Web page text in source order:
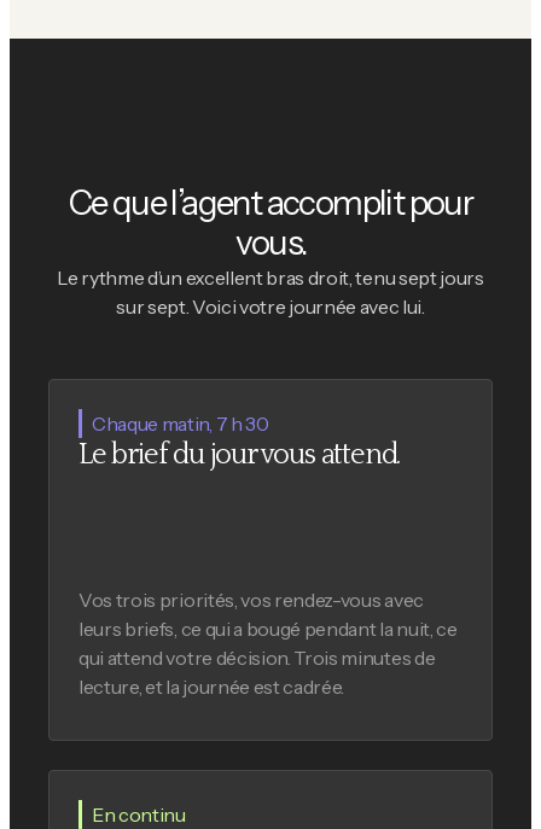
Ce que l’agent accomplit pour
vous.
Le rythme d’un excellent bras droit, tenu sept jours
sur sept. Voici votre journée avec lui.
Chaque matin, 7 h 30
Le brief du jour vous attend.
Vos trois priorités, vos rendez-vous avec
leurs briefs, ce qui a bougé pendant la nuit, ce
qui attend votre décision. Trois minutes de
lecture, et la journée est cadrée.
En continu